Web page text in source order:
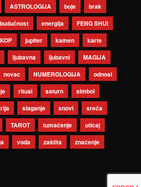
ASTROLOGIJA boje
brak
budućnost energija
FENG SHUI
jupiter kamen
karte
ljubavna ljubavni
MAGIJA
novac NUMEROLOGIJA
odnosi
ritual saturn
simbol
slaganje snovi
sreća
TAROT tumačenje
uticaj
voda zaštita značenje